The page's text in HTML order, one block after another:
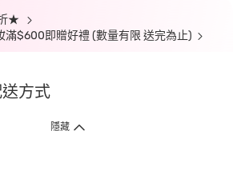
★
滿$600即贈好禮 (數量有限 送完為止)
方式
隱藏